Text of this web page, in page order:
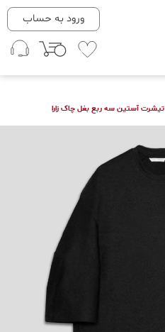
ورود به حساب
تیشرت آستین سه ربع بغل چاک زارا